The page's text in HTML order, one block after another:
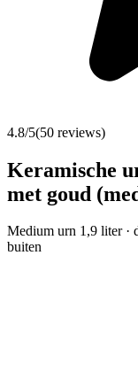
4.8/5(50 reviews)
Keramische
met goud
Medium urn 1,9 liter ·
buiten